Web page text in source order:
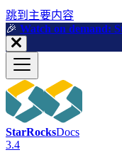
跳到主要内容
🎉️ Watch on demand:
StarRocksDocs
3.4